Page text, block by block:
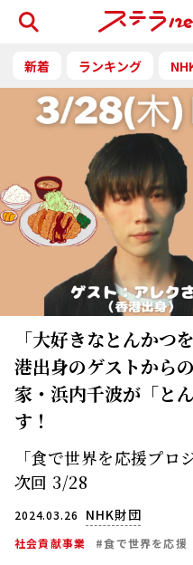
検索
新着 ランキング
「大好きなとんかつ
港出身のゲストから
家・浜内千波が「と
す！
「食で世界を応援プ
次回 3/28
2024.03.26 NHK財団
社会貢献事業 #食で世界を応援